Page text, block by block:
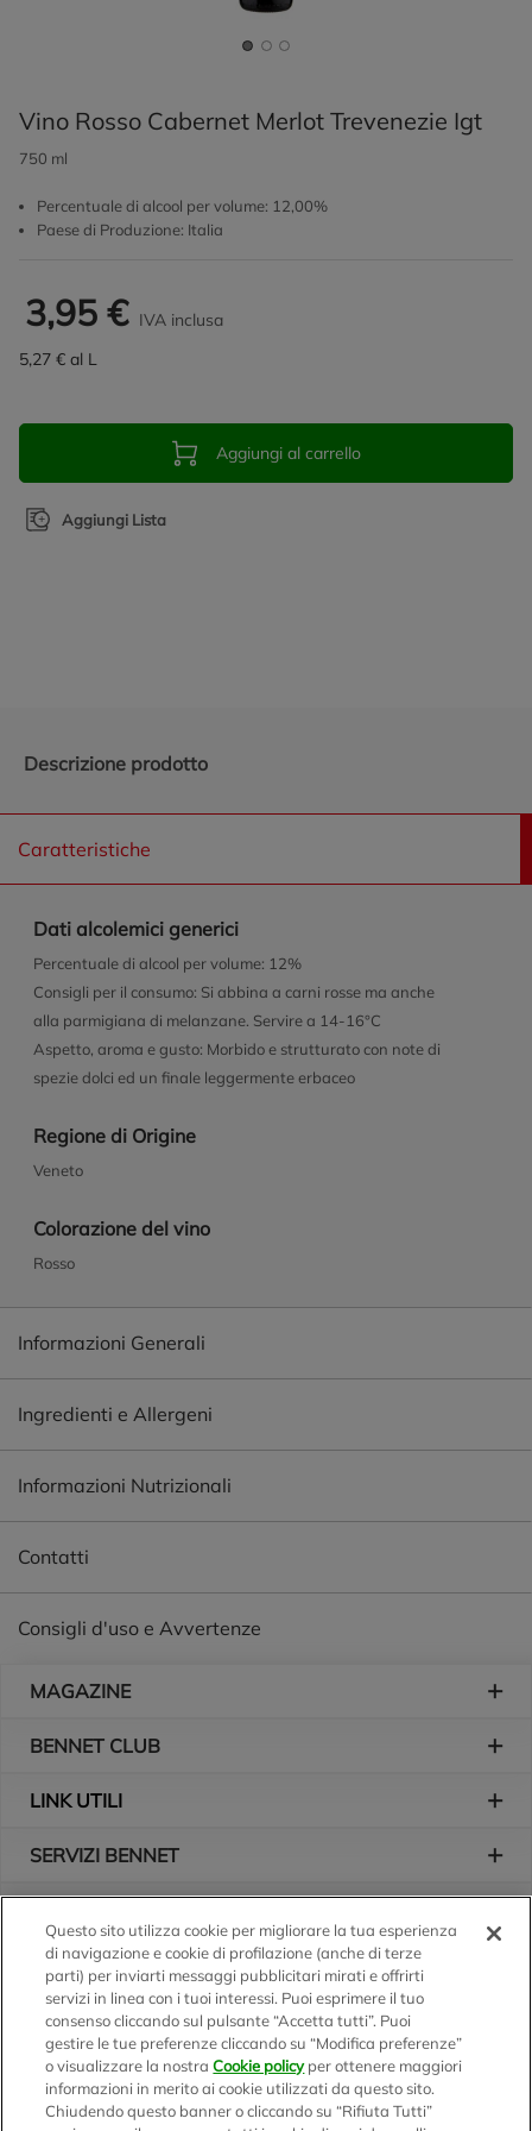
Vino Rosso Cabernet Merlot Trevenezie Igt
750 ml
Percentuale di alcool per volume: 12,00%
Paese di Produzione: Italia
3,95 € IVA inclusa
5,27 € al L
Aggiungi al carrello
Aggiungi Lista
Descrizione prodotto
Caratteristiche
Dati alcolemici generici
Percentuale di alcool per volume: 12%
Consigli per il consumo: Si abbina a carni rosse ma anche
alla parmigiana di melanzane. Servire a 14-16°C
Aspetto, aroma e gusto: Morbido e strutturato con note di
spezie dolci ed un finale leggermente erbaceo
Regione di Origine
Veneto
Colorazione del vino
Rosso
Informazioni Generali
Ingredienti e Allergeni
Informazioni Nutrizionali
Contatti
Consigli d'uso e Avvertenze
MAGAZINE
BENNET CLUB
LINK UTILI
SERVIZI BENNET
Logo Bennet
Seguici sui nostri canali
Scarica l'app
Questo sito utilizza cookie per migliorare la tua esperienza
di navigazione e cookie di profilazione (anche di terze
parti) per inviarti messaggi pubblicitari mirati e offrirti
servizi in linea con i tuoi interessi. Puoi esprimere il tuo
consenso cliccando sul pulsante “Accetta tutti”. Puoi
gestire le tue preferenze cliccando su “Modifica preferenze”
o visualizzare la nostraCookie policyper ottenere maggiori
informazioni in merito ai cookie utilizzati da questo sito.
Chiudendo questo banner o cliccando su “Rifiuta Tutti”